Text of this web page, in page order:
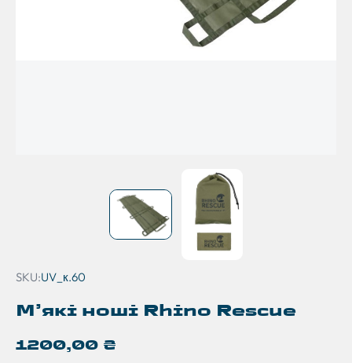
SKU:UV_к.60
М’які ноші Rhino Rescue
1200,00 ₴